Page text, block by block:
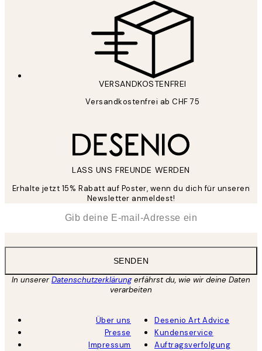
VERSANDKOSTENFREI
Versandkostenfrei ab CHF 75
LASS UNS FREUNDE WERDEN
Erhalte jetzt 15% Rabatt auf Poster, wenn du dich für unseren
Newsletter anmeldest!
SENDEN
In unsererDatenschutzerklärungerfährst du, wie wir deine Daten
verarbeiten
Über uns
Presse
Impressum
Desenio Art Advice
Kundenservice
Auftragsverfolgung